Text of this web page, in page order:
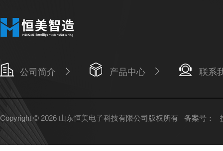
公司简介 产品中心 联系
Copyright © 2026 山东恒美电子科技有限公司版权所有 备案号：